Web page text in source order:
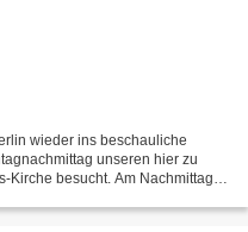
wieder ins beschauliche
unseren hier zu
Kirche besucht. Am Nachmittag